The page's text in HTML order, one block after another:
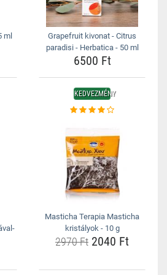
ml
Grapefruit kivonat - Citrus
paradisi - Herbatica - 50 ml
6500 Ft
KEDVEZMÉNY
Masticha Terapia Masticha
kristályok - 10 g
2970 Ft 2040 Ft